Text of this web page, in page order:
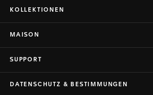
KOLLEKTIONEN
MAISON
SUPPORT
DATENSCHUTZ & BESTIMMUNGEN